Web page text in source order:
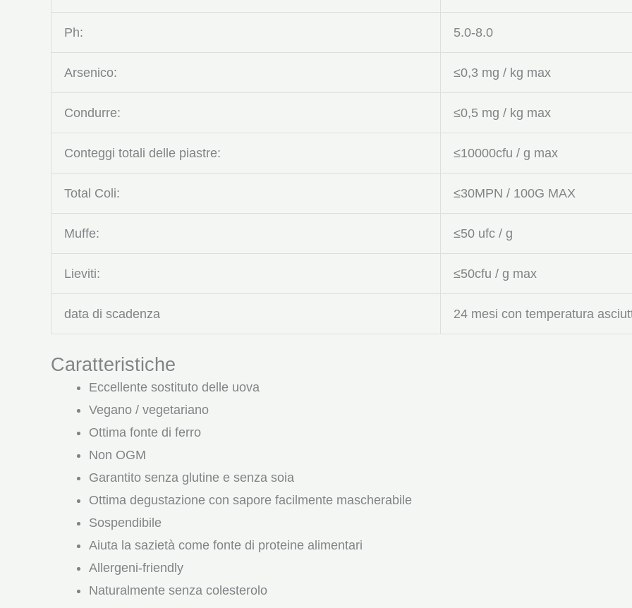
Ph: 5.0-8.0
Arsenico: ≤0,3 mg / kg max
Condurre: ≤0,5 mg / kg max
Conteggi totali delle piastre: ≤10000cfu / g max
Total Coli: ≤30MPN / 100G MAX
Muffe: ≤50 ufc / g
Lieviti: ≤50cfu / g max
data di scadenza 24 mesi con temperatura
Caratteristiche
Eccellente sostituto delle uova
Vegano / vegetariano
Ottima fonte di ferro
Non OGM
Garantito senza glutine e senza soia
Ottima degustazione con sapore facilmente mascherabile
Sospendibile
Aiuta la sazietà come fonte di proteine ​​alimentari
Allergeni-friendly
Naturalmente senza colesterolo